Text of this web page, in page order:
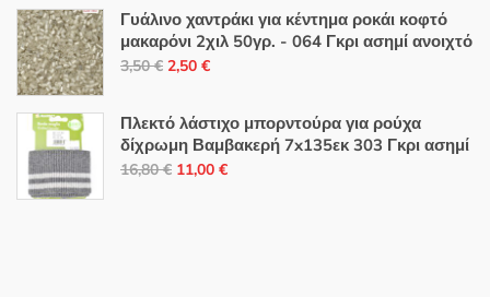
was:
46,80 €.
τιμή
είναι:
Γυάλινο χαντράκι για κέντημα ροκάι κοφτό
μακαρόνι 2χιλ 50γρ. - 064 Γκρι ασημί ανοιχτό
3,50€ Original
was:
3,50 €.
2,50 €Η
τιμή
είναι:
2,50 €.
Πλεκτό λάστιχο μπορντούρα για ρούχα
δίχρωμη Βαμβακερή 7x135εκ 303 Γκρι ασημί
16,80€ Original
11,00 €Η